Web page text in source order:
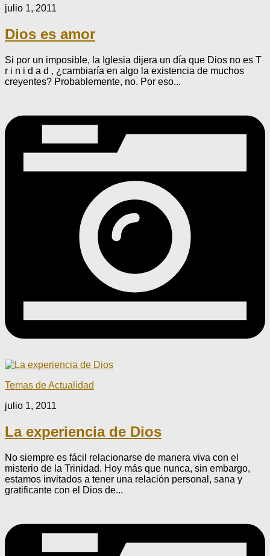
julio 1, 2011
Dios es amor
Si por un imposible, la Iglesia dijera un día que Dios no es T
r i n i d a d , ¿cambiaría en algo la existencia de muchos
creyentes? Probablemente, no. Por eso...
Temas de Actualidad
julio 1, 2011
La experiencia de Dios
No siempre es fácil relacionarse de manera viva con el
misterio de la Trinidad. Hoy más que nunca, sin embargo,
estamos invitados a tener una relación personal, sana y
gratificante con el Dios de...